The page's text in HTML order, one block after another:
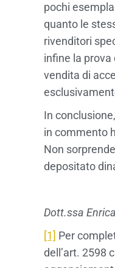
pochi
quanto le
rivenditori
infine la prova
vendita di
In
in commento
Non
depositato
Dott.ssa
[1] Per
dell’art. 2598